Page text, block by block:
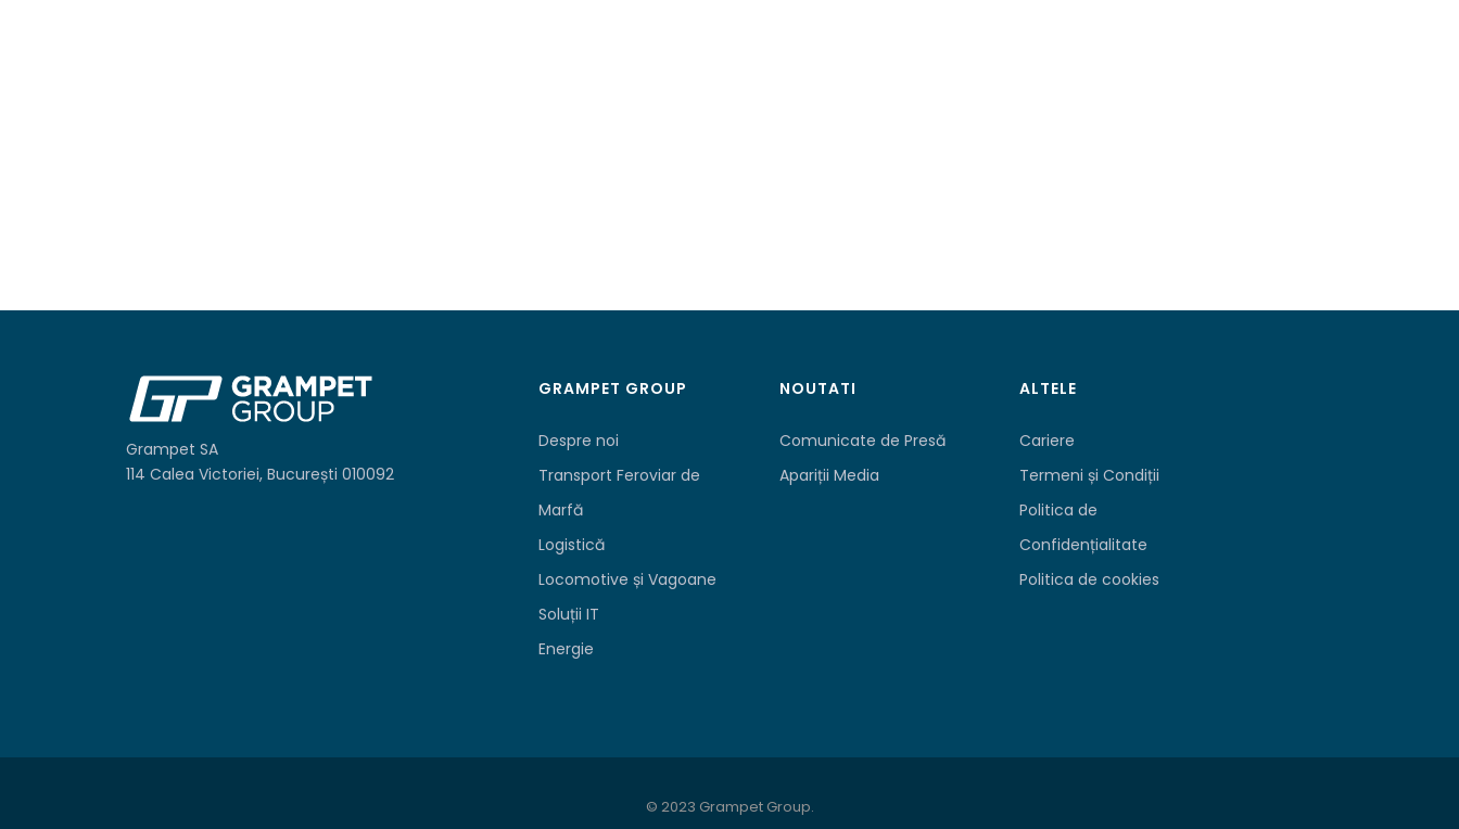
Grampet SA
114 Calea Victoriei, București 010092
GRAMPET GROUP
Despre noi
Transport Feroviar de
Marfă
Logistică
Locomotive și Vagoane
Soluții IT
Energie
NOUTATI
Comunicate de Presă
Apariții Media
ALTELE
Cariere
Termeni și Condiții
Politica de
Confidențialitate
Politica de cookies
© 2023 Grampet Group.